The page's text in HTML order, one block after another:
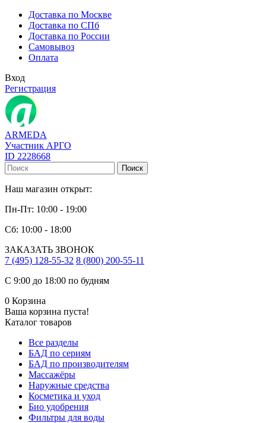
Доставка по Москве
Доставка по СПб
Доставка по России
Самовывоз
Оплата
Вход
Регистрация
ARMEDA
Участник АРГО
ID 2228668
Поиск
Наш магазин открыт:
Пн-Пт: 10:00 - 19:00
Сб: 10:00 - 18:00
ЗАКАЗАТЬ ЗВОНОК
7 (495) 128-55-32 8 (800) 200-55-11
С 9:00 до 18:00 по будням
0 Корзина
Ваша корзина пуста!
Каталог товаров
Все разделы
БАД по сериям
БАД по производителям
Массажёры
Наружные средства
Косметика и уход
Био удобрения
Фильтры для воды